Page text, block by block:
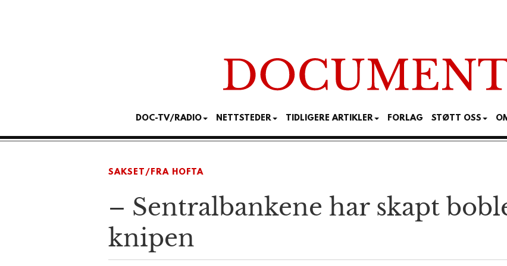
DOC-TV/RADIO NETTSTEDER TIDLIGERE ARTIKLER FORLAG STØTT OSS
SAKSET/FRA HOFTA
– Sentral­bankene har skapt
knipen